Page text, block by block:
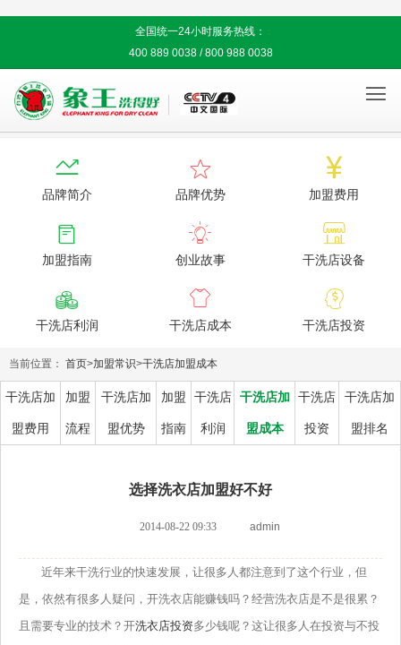
全国统一24小时服务热线：
400 889 0038 / 800 988 0038


品牌简介

品牌优势

加盟费用

加盟指南

创业故事

干洗店设备

干洗店利润

干洗店成本

干洗店投资
当前位置： 首页>加盟常识>干洗店加盟成本
干洗店加
盟费用
加盟
流程
干洗店加
盟优势
加盟
指南
干洗店
利润
干洗店加
盟成本
干洗店
投资
干洗店加
盟排名
选择洗衣店加盟好不好
2014-08-22 09:33 admin
近年来干洗行业的快速发展，让很多人都注意到了这个行业，但
是，依然有很多人疑问，开洗衣店能赚钱吗？经营洗衣店是不是很累？
且需要专业的技术？开洗衣店投资多少钱呢？这让很多人在投资与不投